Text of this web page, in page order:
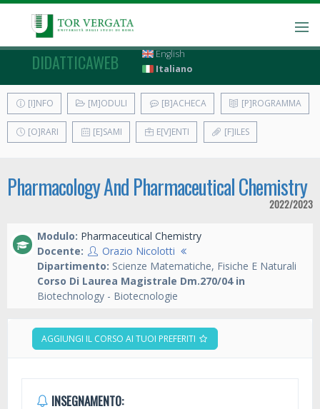
DIDATTICAWEB
English
Italiano
[I]NFO [M]ODULI [B]ACHECA [P]ROGRAMMA
[O]RARI [E]SAMI E[V]ENTI [F]ILES
Pharmacology And Pharmaceutical Chemistry
2022/2023
Modulo: Pharmaceutical Chemistry
Docente:
Orazio Nicolotti
Dipartimento: Scienze Matematiche, Fisiche E Naturali
Corso Di Laurea Magistrale Dm.270/04 in
Biotechnology - Biotecnologie
AGGIUNGI IL CORSO AI TUOI PREFERITI
INSEGNAMENTO: